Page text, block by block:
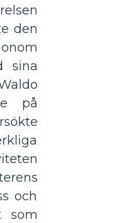
den
sina
på
och
som